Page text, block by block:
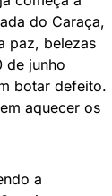
do Caraça,
paz, belezas
de junho
botar defeito.
aquecer os
a